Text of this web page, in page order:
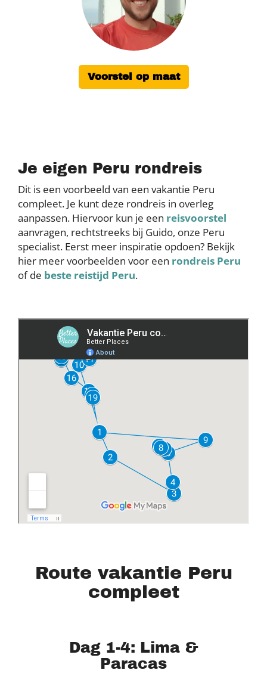
Voorstel op maat
Je eigen Peru rondreis
Dit is een voorbeeld van een vakantie Peru
compleet. Je kunt deze rondreis in overleg
aanpassen. Hiervoor kun je een reisvoorstel
aanvragen, rechtstreeks bij Guido, onze Peru
specialist. Eerst meer inspiratie opdoen? Bekijk
hier meer voorbeelden voor een rondreis Peru
of de beste reistijd Peru.
Route vakantie Peru
compleet
Dag 1-4: Lima &
Paracas